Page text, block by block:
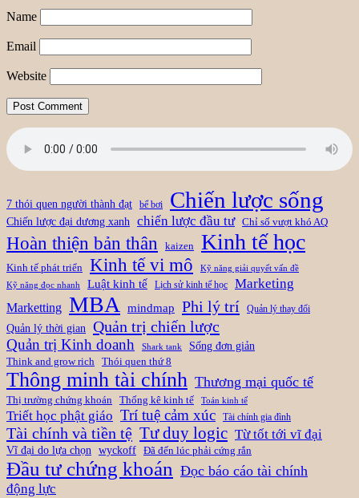
Name
Email
Website
7 thói quen người thành đạt bể bơi Chiến lược sống
Chiến lược đại dương xanh chiến lược đầu tư Chỉ số vượt khó AQ
Hoàn thiện bản thân kaizen Kinh tế học
Kinh tế phát triển Kinh tế vi mô
Kỹ năng giải quyết vấn đề
Kỹ năng đọc nhanh
Luật kinh tế Lịch sử kinh tế học Marketing
Marketting MBA mindmap Phi lý trí Quản lý thay đổi
Quản lý thời gian Quản trị chiến lược
Quản trị Kinh doanh Shark tank Sống đơn giản
Think and grow rich Thói quen thứ 8
Thông minh tài chính Thương mại quốc tế
Thị trường chứng khoán Thống kê kinh tế Toán kinh tế
Triết học phật giáo Trí tuệ cảm xúc Tài chính gia đình
Tài chính và tiền tệ Tư duy logic Từ tốt tới vĩ đại
Vĩ đại do lựa chọn wyckoff Đã đến lúc phải cứng rắn
Đầu tư chứng khoán Đọc báo cáo tài chính
động lực